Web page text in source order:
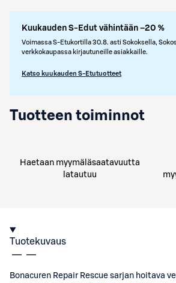
Kuukauden S-Edut vähintään –20 %
Voimassa S-Etukortilla 30.8. asti Sokoksella,
verkkokaupassa kirjautuneille asiakkaille.
Katso kuukauden S-Etutuotteet
Tuotteen toiminnot
Haetaan myymäläsaatavuutta
latautuu
Tuotekuvaus
Bonacuren Repair Rescue sarjan hoitava